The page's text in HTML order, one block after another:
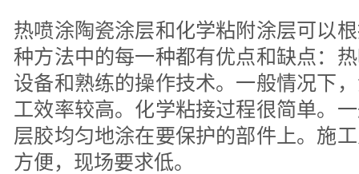
热喷涂陶瓷涂层和化学粘附涂层可以
种方法中的每一种都有优点和缺点：
设备和熟练的操作技术。一般情况下
工效率较高。化学粘接过程很简单。
层胶均匀地涂在要保护的部件上。施
方便，现场要求低。